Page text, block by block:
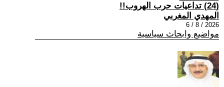
(24) تداعيات حرب الهروب!!
المهدي المغربي
2026 / 8 / 6
مواضيع وابحاث سياسية